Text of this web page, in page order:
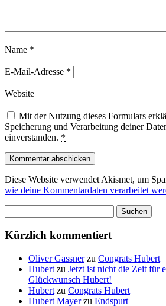
Name *
E-Mail-Adresse *
Website
Mit der Nutzung dieses Formulars
Speicherung und Verarbeitung deiner
einverstanden. *
Diese Website verwendet Akismet, um
wie deine Kommentardaten verarbeitet
nach:
Kürzlich kommentiert
Oliver Gassnerzu Congrats Hubert
Hubert zu Jetzt ist nicht die Zeit für
Glückwunsch Hubert!
Hubert zu Congrats Hubert
Hubert Mayerzu Endspurt